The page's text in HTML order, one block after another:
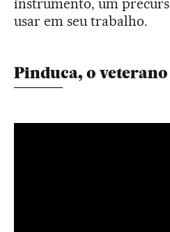
usar em seu trabalho.
Pinduca, o veterano